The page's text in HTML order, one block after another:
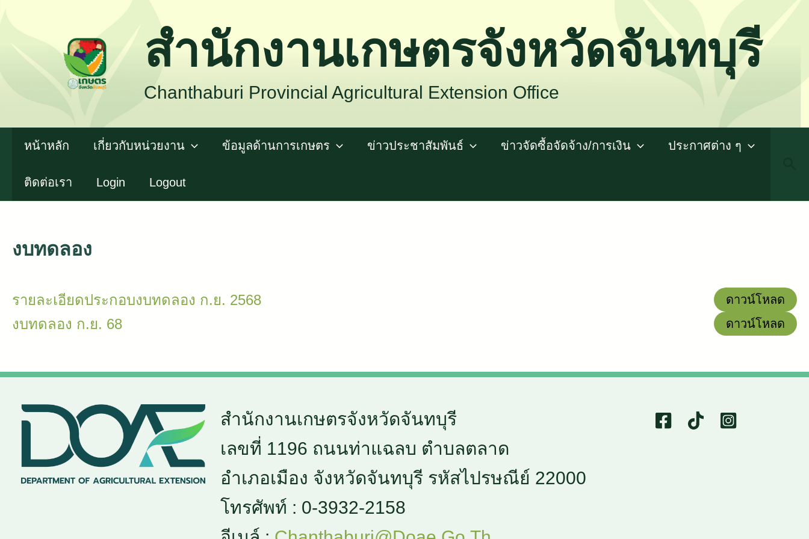
To
Content
สำนักงานเกษตรจังหวัดจันทบุรี
Chanthaburi Provincial Agricultural Extension Office
หน้าหลัก เกี่ยวกับหน่วยงาน ข้อมูลด้านการเกษตร ข่าวประชาสัมพันธ์ ข่าวจัดซื้อจัดจ้าง/การเงิน ประกาศต่าง ๆ
ติดต่อเรา Login Logout
งบทดลอง
รายละเอียดประกอบงบทดลอง ก.ย. 2568 ดาวน์โหลด
งบทดลอง ก.ย. 68 ดาวน์โหลด
สำนักงานเกษตรจังหวัดจันทบุรี
เลขที่ 1196 ถนนท่าแฉลบ ตำบลตลาด
อำเภอเมือง จังหวัดจันทบุรี รหัสไปรษณีย์ 22000
โทรศัพท์ : 0-3932-2158